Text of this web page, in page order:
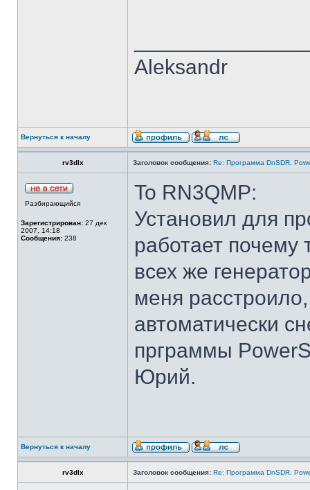
Aleksandr
Вернуться к началу
rv3dlx Заголовок сообщения: Re: Программа DnSDR.
Разбирающийся
Зарегистрирован: 27 дек
2007, 14:18
Сообщения: 238
To RN3QMP:
Установил для
работает почему
всех же
меня
автоматически
прграммы
Юрий.
Вернуться к началу
rv3dlx Заголовок сообщения: Re: Программа DnSDR.